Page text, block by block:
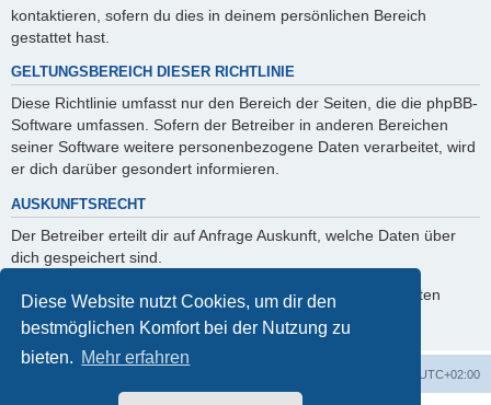
Diese Website nutzt Cookies, um dir den
bestmöglichen Komfort bei der Nutzung zu
bieten. Mehr erfahren
kontaktieren, sofern du dies in deinem persönlichen Bereich
gestattet hast.
GELTUNGSBEREICH DIESER RICHTLINIE
Diese Richtlinie umfasst nur den Bereich der Seiten, die die phpBB-
Software umfassen. Sofern der Betreiber in anderen Bereichen
seiner Software weitere personenbezogene Daten verarbeitet, wird
er dich darüber gesondert informieren.
AUSKUNFTSRECHT
Der Betreiber erteilt dir auf Anfrage Auskunft, welche Daten über
dich gespeichert sind.
Du kannst jederzeit die Löschung bzw. Sperrung deiner Daten
verlangen. Kontaktiere hierzu bitte den Betreiber.
UTC+02:00